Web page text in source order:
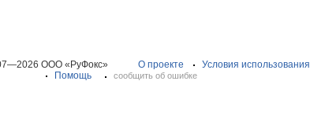
ООО «РуФокс» О проекте Условия использования
Помощь
сообщить об ошибке